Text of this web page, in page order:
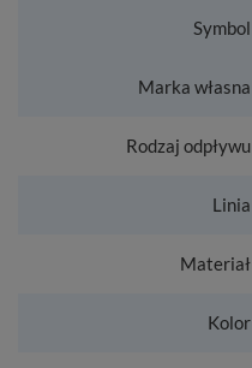
Symbol
Marka własna
Rodzaj odpływu
Linia
Materiał
Kolor